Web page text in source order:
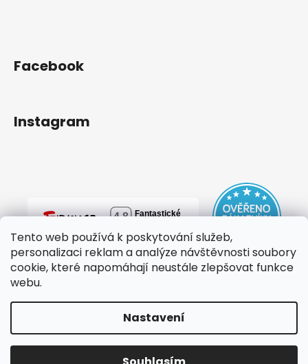
Tento web používá k poskytování služeb,
personalizaci reklam a analýze návštěvnosti soubory
cookie, které napomáhají neustále zlepšovat funkce
webu.
Nastavení
Facebook
Instagram
Copyright 2026mylovebag. Všechna práva vyhrazena.